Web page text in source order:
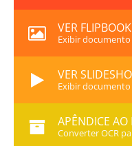
VER FLIPBOOK
Exibir
VER
Exibir
APÊNDICE
Converter OCR